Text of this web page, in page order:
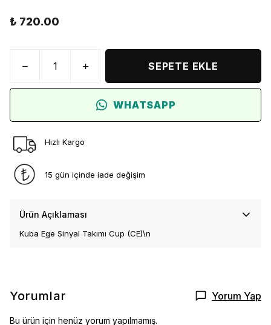
₺ 720.00
SEPETE EKLE
WHATSAPP
Hızlı Kargo
15 gün içinde iade değişim
Ürün Açıklaması
Kuba Ege Sinyal Takımı Cup (CE)\n
Yorumlar Yorum Yap
Bu ürün için henüz yorum yapılmamış.